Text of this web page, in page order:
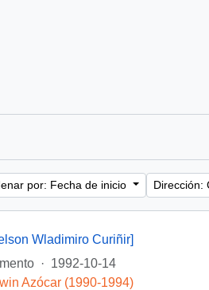
por: Fecha de inicio Dirección:
Wladimiro Curiñir]
· 1992-10-14
Azócar (1990-1994)